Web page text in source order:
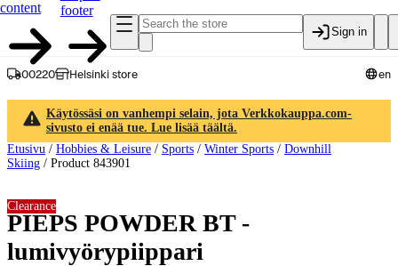
content
footer
Sign in
00220 Helsinki store en
Käytössäsi on vanhempi selain, jota Verkkokauppa.com-
sivusto ei enää tue. Lue lisää täältä.
Etusivu / Hobbies & Leisure / Sports / Winter Sports / Downhill
Skiing / Product 843901
PIEPS POWDER BT -
lumivyörypiippari
Clearance